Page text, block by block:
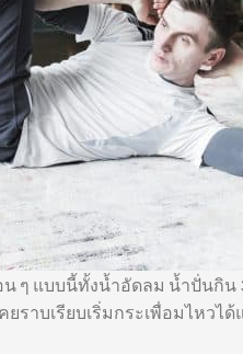
ๆ แบบนี้ทั้งน้ำอัดลม น้ำปั่นกิน
ราบเรียบเริ่มกระเพื่อมไหวได้